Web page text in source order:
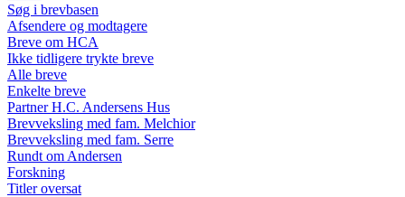
Søg i brevbasen
Afsendere og modtagere
Breve om HCA
Ikke tidligere trykte breve
Alle breve
Enkelte breve
Partner H.C. Andersens Hus
Brevveksling med fam. Melchior
Brevveksling med fam. Serre
Rundt om Andersen
Forskning
Titler oversat